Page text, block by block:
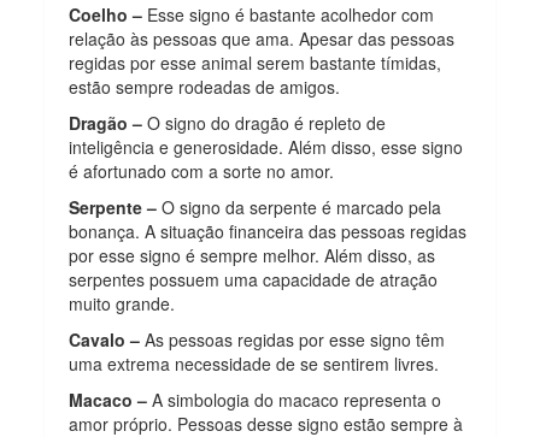
Coelho – Esse signo é bastante acolhedor com
relação às pessoas que ama. Apesar das pessoas
regidas por esse animal serem bastante tímidas,
estão sempre rodeadas de amigos.
Dragão – O signo do dragão é repleto de
inteligência e generosidade. Além disso, esse signo
é afortunado com a sorte no amor.
Serpente – O signo da serpente é marcado pela
bonança. A situação financeira das pessoas regidas
por esse signo é sempre melhor. Além disso, as
serpentes possuem uma capacidade de atração
muito grande.
Cavalo – As pessoas regidas por esse signo têm
uma extrema necessidade de se sentirem livres.
Macaco – A simbologia do macaco representa o
amor próprio. Pessoas desse signo estão sempre à